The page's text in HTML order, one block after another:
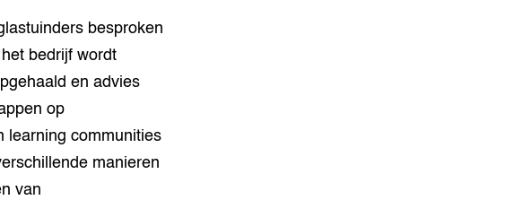
besproken
bedrijf wordt
en advies
op
learning communities
manieren
van